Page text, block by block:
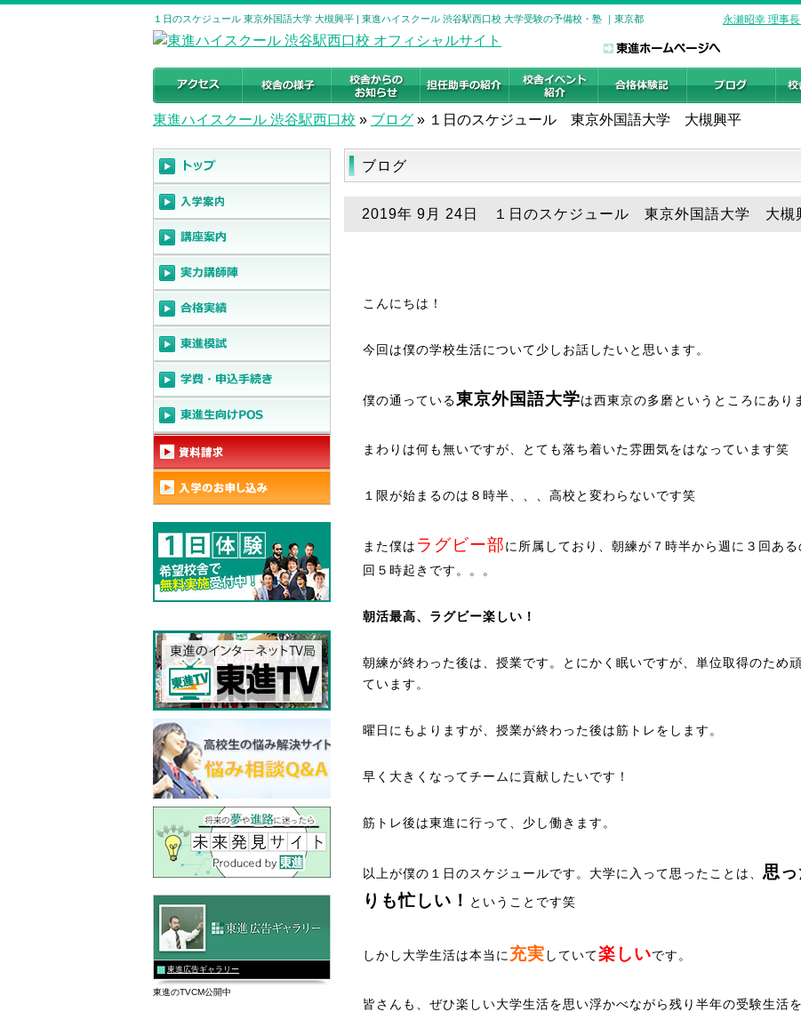
１日のスケジュール 東京外国語大学 大槻興平 | 東進ハイスクール 渋谷駅西口校 大学受験の予備校・塾 ｜東京都 永瀬昭幸 理事
東進ハイスクール 渋谷駅西口校 » ブログ » １日のスケジュール 東京外国語大学 大槻興平
ブログ
2019年 9月 24日 １日のスケジュール 東京外国語大学 大槻
こんにちは！
今回は僕の学校生活について少しお話したいと思います。
僕の通っている東京外国語大学は西東京の多磨というところにあり
まわりは何も無いですが、とても落ち着いた雰囲気をはなっています笑
１限が始まるのは８時半、、、高校と変わらないです笑
また僕は ラグビー部に所属しており、朝練が７時半から週に３回ある
回５時起きです。。。
朝活最高、ラグビー楽しい！
朝練が終わった後は、授業です。とにかく眠いですが、単位取得のため
ています。
曜日にもよりますが、授業が終わった後は筋トレをします。
早く大きくなってチームに貢献したいです！
筋トレ後は東進に行って、少し働きます。
以上が僕の１日のスケジュールです。大学に入って思ったことは、 思っ
りも忙しい！
ということです笑
しかし大学生活は本当に 充実 していて楽しいです。
皆さんも、ぜひ楽しい大学生活を思い浮かべながら残り半年の受験生活
東進広告ギャラリー
東進のTVCM公開中